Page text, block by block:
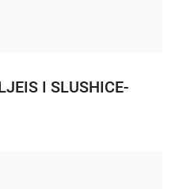
I SLUSHICE-